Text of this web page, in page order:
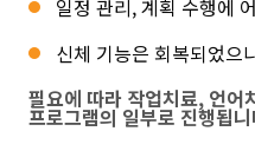
일정 관리, 계획 수행에
신체 기능은 회복되었으
필요에 따라 작업치료, 언어
프로그램의 일부로 진행됩